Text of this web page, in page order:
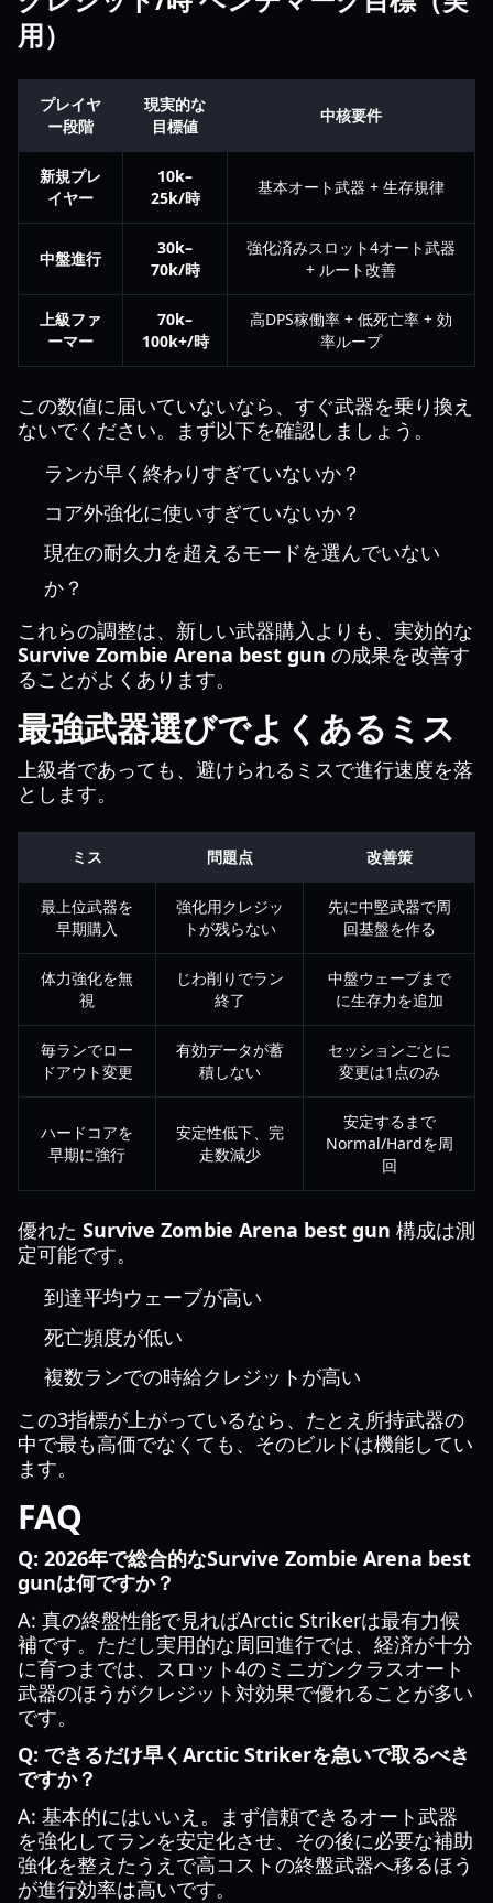
用）
プレイヤ
ー段階
現実的な
目標値
中核要件
新規プレ
イヤー
10k–
25k/時
基本オート武器 + 生存規律
中盤進行
30k–
70k/時
強化済みスロット4オート武器
+ ルート改善
上級ファ
ーマー
70k–
100k+/時
高DPS稼働率 + 低死亡率 + 効
率ループ
この数値に届いていないなら、すぐ武器を乗り換え
ないでください。まず以下を確認しましょう。
ランが早く終わりすぎていないか？
コア外強化に使いすぎていないか？
現在の耐久力を超えるモードを選んでいない
か？
これらの調整は、新しい武器購入よりも、実効的な
Survive Zombie Arena best gun の成果を改善す
ることがよくあります。
最強武器選びでよくあるミス
上級者であっても、避けられるミスで進行速度を落
とします。
ミス 問題点 改善策
最上位武器を
早期購入
強化用クレジッ
トが残らない
先に中堅武器で周
回基盤を作る
体力強化を無
視
じわ削りでラン
終了
中盤ウェーブまで
に生存力を追加
毎ランでロー
ドアウト変更
有効データが蓄
積しない
セッションごとに
変更は1点のみ
ハードコアを
早期に強行
安定性低下、完
走数減少
安定するまで
Normal/Hardを周
回
優れた Survive Zombie Arena best gun 構成は測
定可能です。
到達平均ウェーブが高い
死亡頻度が低い
複数ランでの時給クレジットが高い
この3指標が上がっているなら、たとえ所持武器の
中で最も高価でなくても、そのビルドは機能してい
ます。
FAQ
Q: 2026年で総合的なSurvive Zombie Arena best
gunは何ですか？
A: 真の終盤性能で見ればArctic Strikerは最有力候
補です。ただし実用的な周回進行では、経済が十分
に育つまでは、スロット4のミニガンクラスオート
武器のほうがクレジット対効果で優れることが多い
です。
Q: できるだけ早くArctic Strikerを急いで取るべき
ですか？
A: 基本的にはいいえ。まず信頼できるオート武器
を強化してランを安定化させ、その後に必要な補助
強化を整えたうえで高コストの終盤武器へ移るほう
が進行効率は高いです。